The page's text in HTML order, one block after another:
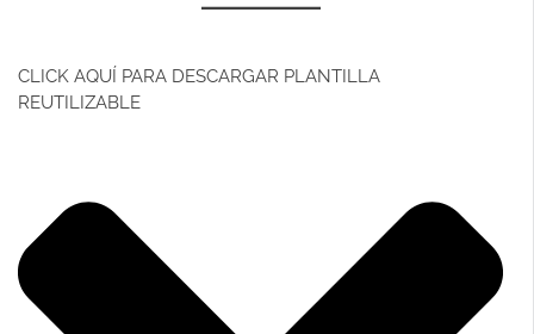
CLICK AQUÍ PARA DESCARGAR PLANTILLA
REUTILIZABLE